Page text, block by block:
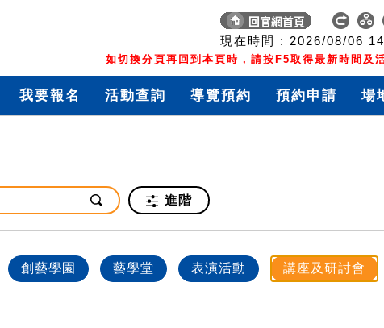
現在時間 : 2026/08/06
如切換分頁再回到本頁時，請按F5取得最新時間及
我要報名 活動查詢 導覽預約 預約申請 場
進階
創藝學園 藝學堂 表演活動 講座及研討會